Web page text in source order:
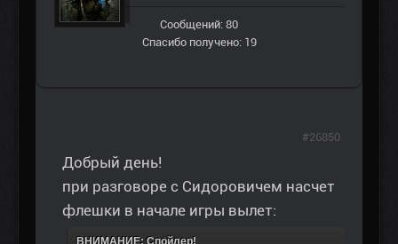
Сообщений: 80
Спасибо получено: 19
Добрый день!
при разговоре с Сидоровичем насчет
флешки в начале игры вылет:
ВНИМАНИЕ: Спойлер!
#26850